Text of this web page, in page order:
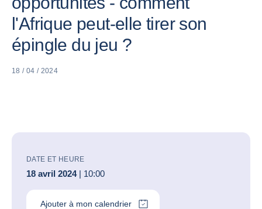
l'Afrique peut-elle tirer son
épingle du jeu ?
18 / 04 / 2024
DATE ET HEURE
18 avril 2024| 10:00
Ajouter à mon calendrier